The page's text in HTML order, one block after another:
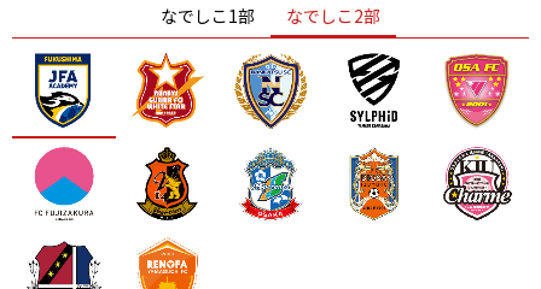
ニッパツ 名古屋 静岡 愛媛Ｌ
なでしこ1部 なでしこ2部